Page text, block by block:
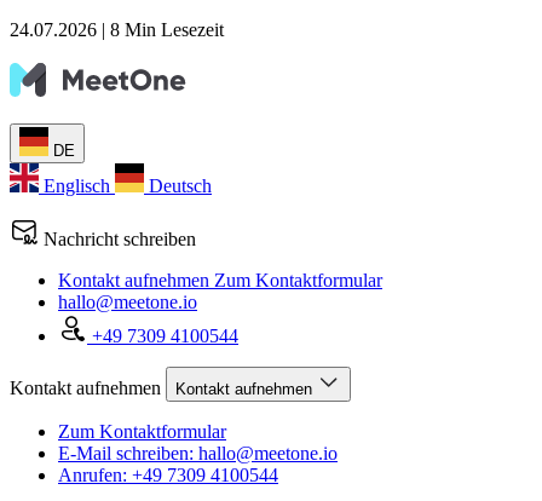
24.07.2026 | 8 Min Lesezeit
DE
Englisch Deutsch
Nachricht schreiben
Kontakt aufnehmen Zum Kontaktformular
hallo@meetone.io
+49 7309 4100544
Kontakt aufnehmen Kontakt aufnehmen
Zum Kontaktformular
E-Mail schreiben: hallo@meetone.io
Anrufen: +49 7309 4100544